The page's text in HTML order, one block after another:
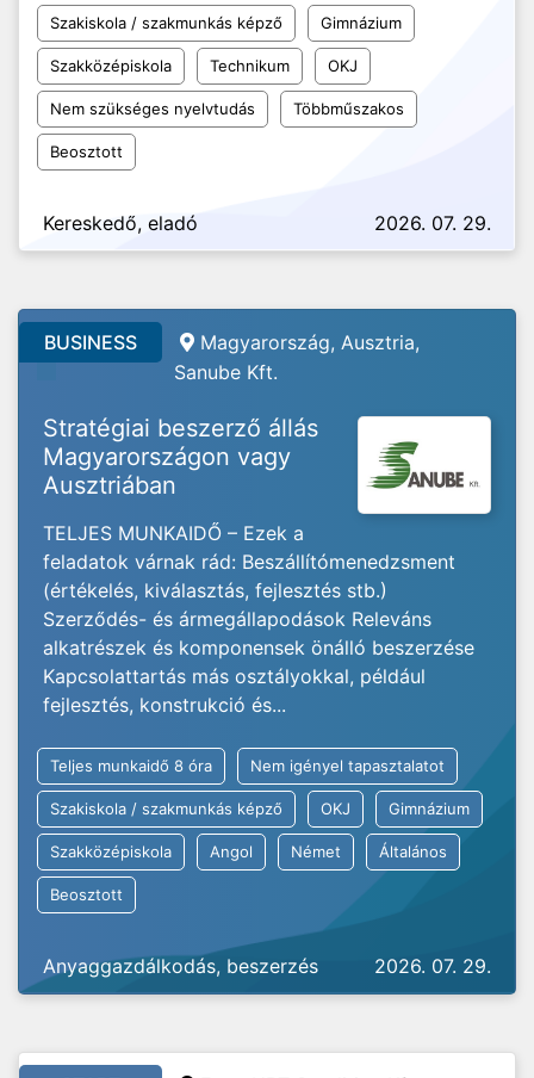
Szakiskola / szakmunkás képző Gimnázium
Szakközépiskola Technikum OKJ
Nem szükséges nyelvtudás Többműszakos
Beosztott
Kereskedő, eladó 2026. 07. 29.
BUSINESS
Magyarország, Ausztria,
Sanube Kft.
Stratégiai beszerző állás
Magyarországon vagy
Ausztriában
TELJES MUNKAIDŐ – Ezek a
feladatok várnak rád: Beszállítómenedzsment
(értékelés, kiválasztás, fejlesztés stb.)
Szerződés- és ármegállapodások Releváns
alkatrészek és komponensek önálló beszerzése
Kapcsolattartás más osztályokkal, például
fejlesztés, konstrukció és...
Teljes munkaidő 8 óra Nem igényel tapasztalatot
Szakiskola / szakmunkás képző OKJ Gimnázium
Szakközépiskola Angol Német Általános
Beosztott
Anyaggazdálkodás, beszerzés 2026. 07. 29.